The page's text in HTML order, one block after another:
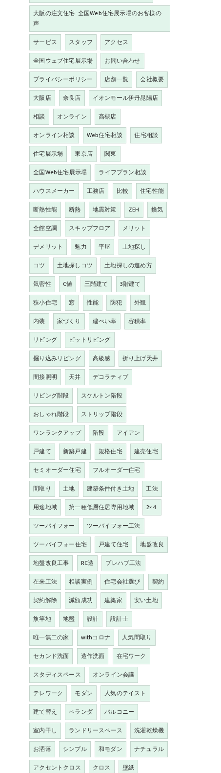
大阪の注文住宅･全国Web住宅展示場のお客様の
声
サービス
スタッフ
アクセス
全国ウェブ住宅展示場
お問い合わせ
プライバシーポリシー
店舗一覧
会社概要
大阪店
奈良店
イオンモール伊丹昆陽店
相談
オンライン
高槻店
オンライン相談
Web住宅相談
住宅相談
住宅展示場
東京店
関東
全国Web住宅展示場
ライフプラン相談
ハウスメーカー
工務店 比較
住宅性能
断熱性能
断熱 地震対策 ZEH
換気
全館空調
スキップフロア
メリット
デメリット
魅力 平屋
土地探し
コツ
土地探しコツ
土地探しの進め方
気密性
C値 三階建て
3階建て
狭小住宅
窓 性能 防犯
外観
内装
家づくり 建ぺい率
容積率
リビング
ピットリビング
掘り込みリビング
高級感
折り上げ天井
間接照明
天井
デコラティブ
リビング階段
スケルトン階段
おしゃれ階段
ストリップ階段
ワンランクアップ
階段
アイアン
戸建て
新築戸建 規格住宅
建売住宅
セミオーダー住宅
フルオーダー住宅
間取り
土地 建築条件付き土地
工法
用途地域
第一種低層住居専用地域
2×４
ツーバイフォー
ツーバイフォー工法
ツーバイフォー住宅
戸建て住宅
地盤改良
地盤改良工事
RC造
プレハブ工法
在来工法
相談実例 住宅会社選び
契約
契約解除
減額成功 建築家
安い土地
旗竿地
地盤 設計
設計士
唯一無二の家
withコロナ
人気間取り
セカンド洗面
造作洗面
在宅ワーク
スタディスペース
オンライン会議
テレワーク
モダン
人気のテイスト
建て替え
ベランダ
バルコニー
室内干し
ランドリースペース
洗濯乾燥機
お洒落
シンプル 和モダン
ナチュラル
アクセントクロス
クロス
壁紙